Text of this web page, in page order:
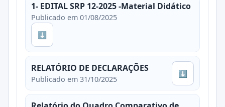
1- EDITAL SRP 12-2025 -Material Didático
Publicado em 01/08/2025
⬇
RELATÓRIO DE DECLARAÇÕES
Publicado em 31/10/2025
⬇